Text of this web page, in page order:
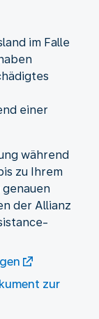
im Falle
einer
während
zu Ihrem
der Allianz
zur